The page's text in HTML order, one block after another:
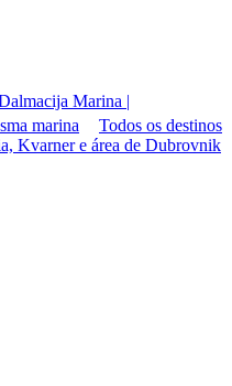
Marina |
marina
Todos os destinos
Kvarner e área de Dubrovnik